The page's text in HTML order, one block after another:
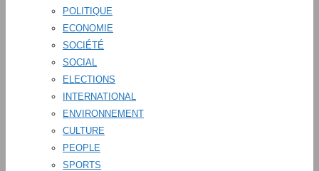
POLITIQUE
ECONOMIE
SOCIÉTÉ
SOCIAL
ELECTIONS
INTERNATIONAL
ENVIRONNEMENT
CULTURE
PEOPLE
SPORTS